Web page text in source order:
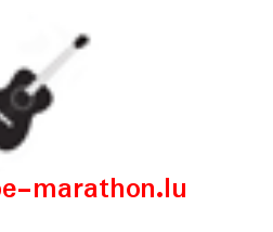
marathon.lu